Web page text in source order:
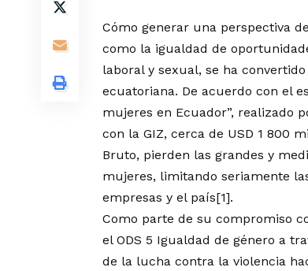
Cómo generar una perspectiva
como la igualdad de
laboral y sexual, se ha
ecuatoriana. De acuerdo con el
mujeres en Ecuador”, realizado
con la GIZ, cerca de USD 1 800
Bruto, pierden las grandes y
mujeres, limitando seriamente
empresas y el país[1].
Como parte de su compromiso
el ODS 5 Igualdad de género a
de la lucha contra la violencia